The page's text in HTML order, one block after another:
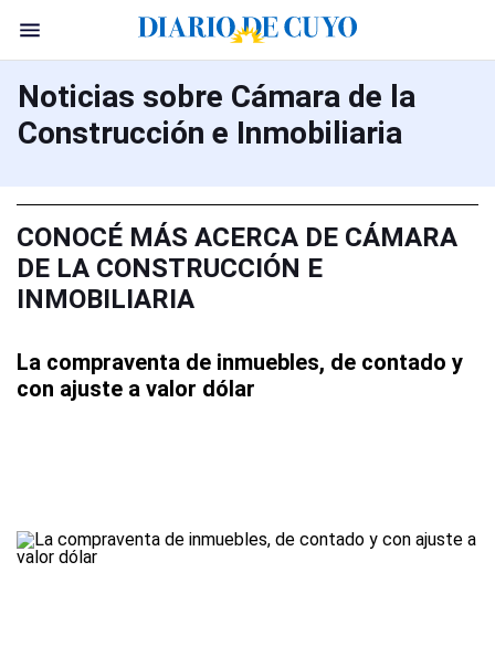
Noticias sobre Cámara de la
Construcción e Inmobiliaria
CONOCÉ MÁS ACERCA DE CÁMARA
DE LA CONSTRUCCIÓN E
INMOBILIARIA
La compraventa de inmuebles, de contado y
con ajuste a valor dólar